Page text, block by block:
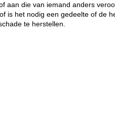
aan die van iemand anders
is het nodig een gedeelte of de
te herstellen.